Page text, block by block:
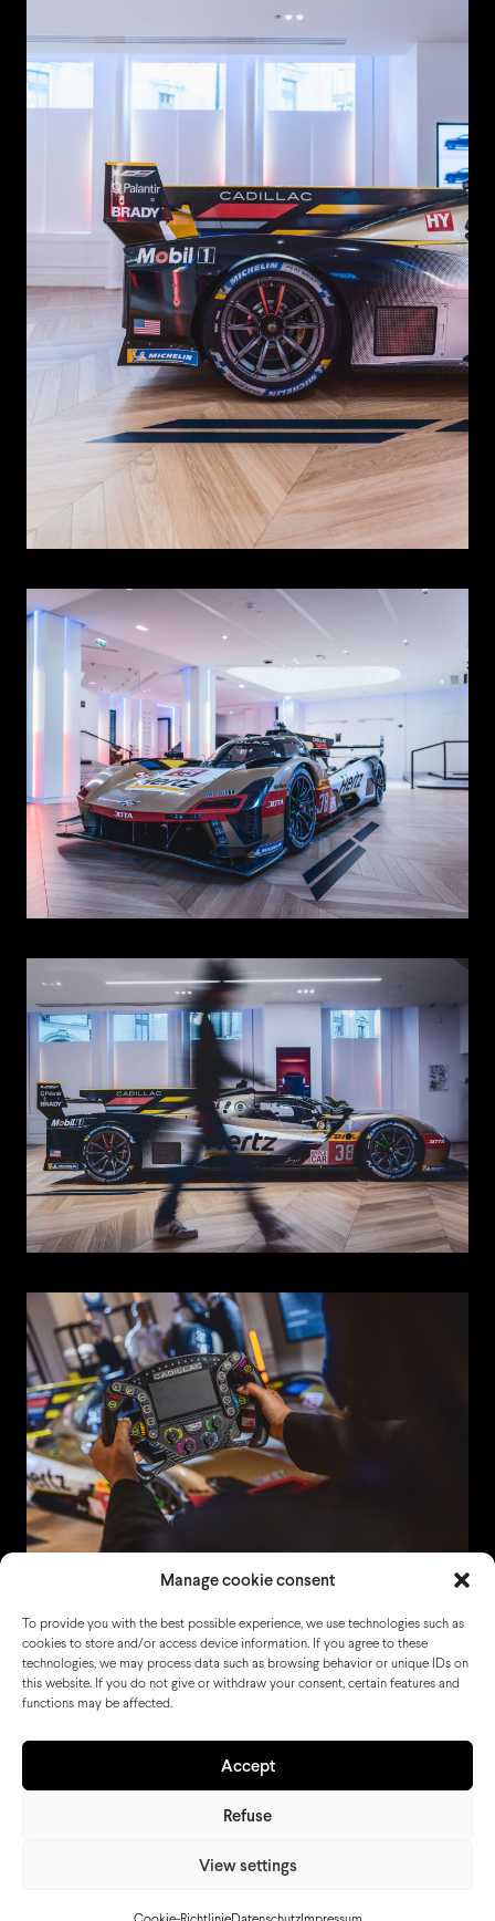
Manage cookie consent
To provide you with the best possible experience, we use technologies such as
cookies to store and/or access device information. If you agree to these
technologies, we may process data such as browsing behavior or unique IDs on
this website. If you do not give or withdraw your consent, certain features and
functions may be affected.
Accept
Refuse
View settings